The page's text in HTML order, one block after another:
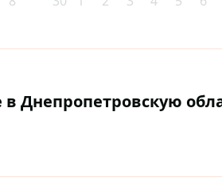
Днепропетровскую